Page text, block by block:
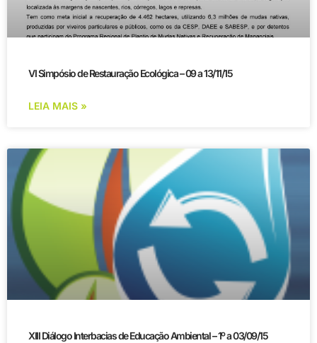
VI Simpósio de Restauração Ecológica – 09 a 13/11/15
LEIA MAIS »
XIII Diálogo Interbacias de Educação Ambiental – 1º a 03/09/15